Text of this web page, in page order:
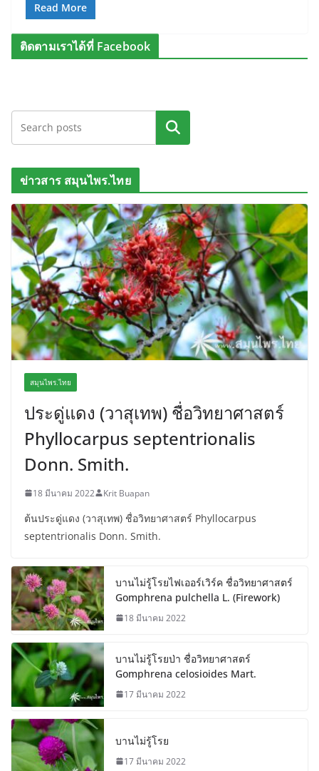
Read More
ติดตามเราได้ที่ Facebook
ค้นหา
ข่าวสาร สมุนไพร.ไทย
สมุนไพร.ไทย
ประดู่แดง (วาสุเทพ) ชื่อวิทยาศาสตร์
Phyllocarpus septentrionalis
Donn. Smith.
18 มีนาคม 2022 Krit Buapan
ต้นประดู่แดง (วาสุเทพ) ชื่อวิทยาศาสตร์ Phyllocarpus
septentrionalis Donn. Smith.
บานไม่รู้โรยไฟเออร์เวิร์ค ชื่อวิทยาศาสตร์
Gomphrena pulchella L. (Firework)
18 มีนาคม 2022
บานไม่รู้โรยป่า ชื่อวิทยาศาสตร์
Gomphrena celosioides Mart.
17 มีนาคม 2022
บานไม่รู้โรย
17 มีนาคม 2022